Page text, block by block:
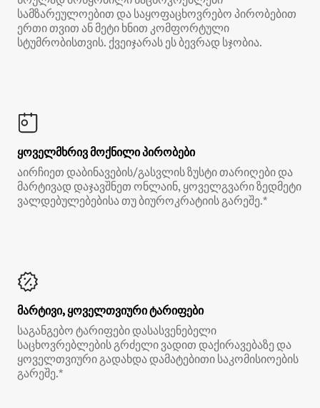
სამზარეულოებით და საყოფაცხოვრებო პირობებით
ერთი თვით ან მეტი ხნით კომფორტული
სტუმრობისთვის. ქვეიჯარას ეს ბევრად სჯობია.
ყოველმხრივ მოქნილი პირობები
აირჩიეთ დაბინავების/გასვლის ზუსტი თარიღები და
მარტივად დაჯავშნეთ ონლაინ, ყოველგვარი ზედმეტი
ვალდებულებებისა თუ ბიუროკრატიის გარეშე.*
მარტივი, ყოველთვიური ტარიფები
საგანგებო ტარიფები დასასვენებელი
საცხოვრებლების გრძელი ვადით დაქირავებაზე და
ყოველთვიური გადახდა დამატებითი საკომისიოების
გარეშე.*